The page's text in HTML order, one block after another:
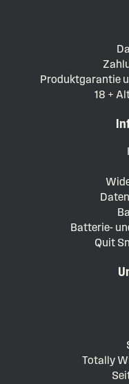
Produktgarantie
18 +
Batterie-
Quit
Totally